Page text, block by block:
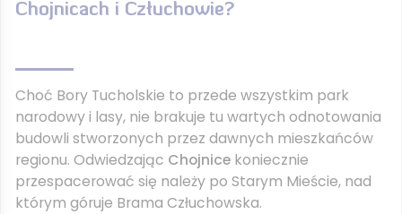
Chojnicach i Człuchowie?
Choć Bory Tucholskie to przede wszystkim park
narodowy i lasy, nie brakuje tu wartych odnotowania
budowli stworzonych przez dawnych mieszkańców
regionu. Odwiedzając Chojnice koniecznie
przespacerować się należy po Starym Mieście, nad
którym góruje Brama Człuchowska.